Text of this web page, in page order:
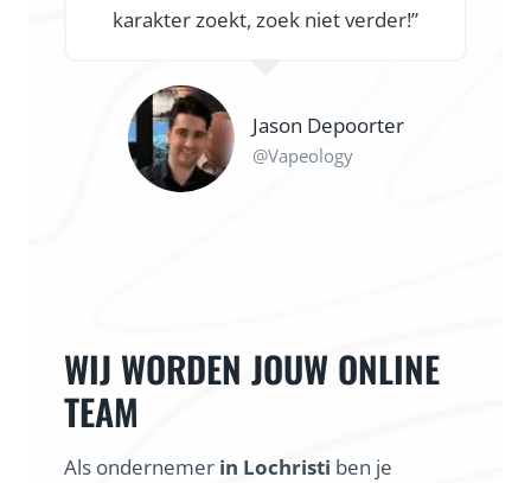
karakter zoekt, zoek niet verder!”
Jason Depoorter
@Vapeology
WIJ WORDEN JOUW ONLINE
TEAM
Als ondernemer in Lochristi ben je